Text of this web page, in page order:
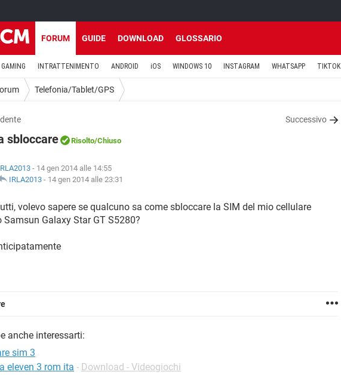
FORUM GUIDE DOWNLOAD GLOSSARIO
GAMING INTRATTENIMENTO ANDROID iOS WINDOWS 10 INSTAGRAM WHATSAPP TIKTOK
Telefonia/Tablet/GPS
Successivo
sbloccare Risolto/Chiuso
- 14 gen 2014 alle 14:55
IRLA2013 - 14 gen 2014 alle 23:31
volevo sapere se qualcuno sa come sbloccare la SIM del mio cellulare
Samsun Galaxy Star GT S5280?
anche interessarti:
sim 3
eleven 3 rom ita - Download - Videogiochi